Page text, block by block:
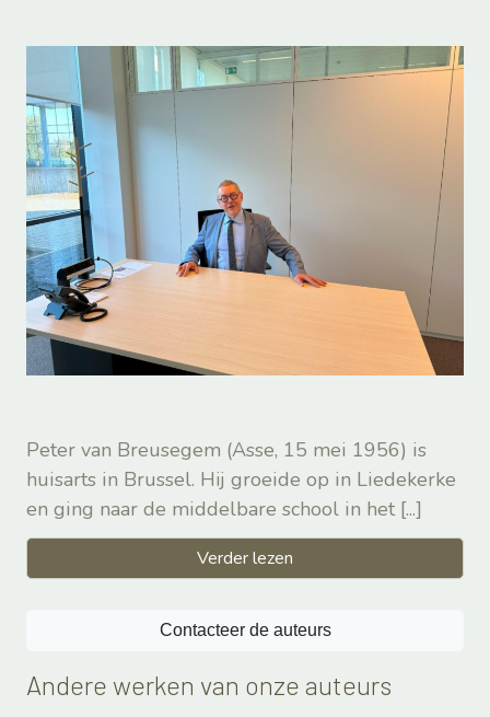
Peter van Breusegem (Asse, 15 mei 1956) is
huisarts in Brussel. Hij groeide op in Liedekerke
en ging naar de middelbare school in het [...]
Verder lezen
Contacteer de auteurs
Andere werken van onze auteurs